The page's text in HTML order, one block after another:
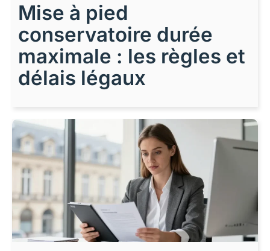
Mise à pied
conservatoire durée
maximale : les règles et
délais légaux